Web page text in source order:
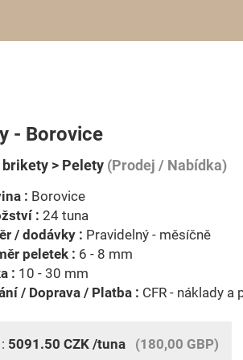
- Borovice
> Pelety (Prodej / Nabídka)
: Borovice
: 24 tuna
/ dodávky : Pravidelný - měsíčně
peletek : 6 - 8 mm
: 10 - 30 mm
/ Doprava / Platba : CFR - náklady a
5091.50 CZK /tuna (180,00 GBP)